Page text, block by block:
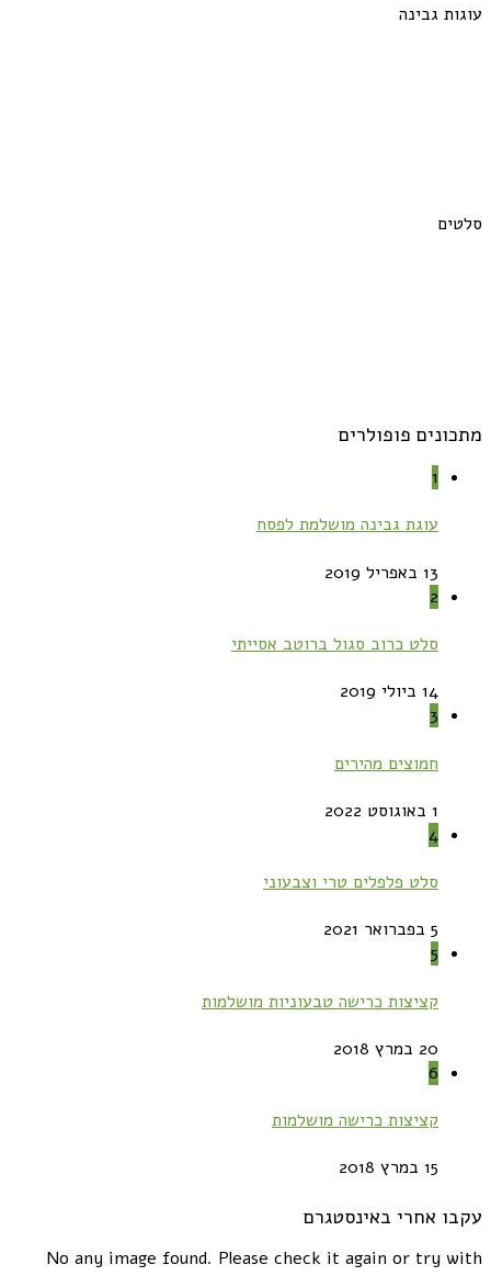
עוגות גבינה
סלטים
מתכונים פופולרים
1
עוגת גבינה מושלמת לפסח
13 באפריל 2019
2
סלט כרוב סגול ברוטב אסייתי
14 ביולי 2019
3
חמוצים מהירים
1 באוגוסט 2022
4
סלט פלפלים טרי וצבעוני
5 בפברואר 2021
5
קציצות כרישה טבעוניות מושלמות
20 במרץ 2018
6
קציצות כרישה מושלמות
15 במרץ 2018
עקבו אחרי באינסטגרם
No any image found. Please check it again or try with